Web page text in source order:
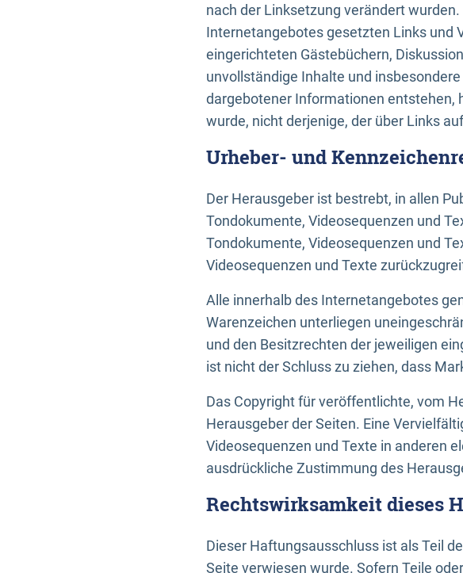
nach der Linksetzung verändert
Internetangebotes gesetzten Links und
eingerichteten Gästebüchern,
unvollständige Inhalte und
dargebotener Informationen entstehen,
wurde, nicht derjenige, der über Links
Urheber- und
Der Herausgeber ist bestrebt, in allen
Tondokumente, Videosequenzen und
Tondokumente, Videosequenzen und
Videosequenzen und Texte
Alle innerhalb des Internetangebotes
Warenzeichen unterliegen
und den Besitzrechten der jeweiligen
ist nicht der Schluss zu ziehen, dass
Das Copyright für veröffentlichte, vom
Herausgeber der Seiten. Eine
Videosequenzen und Texte in anderen
ausdrückliche Zustimmung des
Rechtswirksamkeit dieses
Dieser Haftungsausschluss ist als Teil
Seite verwiesen wurde. Sofern Teile